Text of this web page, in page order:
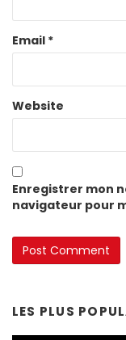
Email *
Website
Enregistrer mon
navigateur pour
LES PLUS